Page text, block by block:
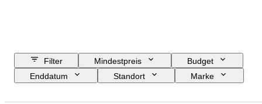
Filter Mindestpreis
Budget
Enddatum
Standort
Marke